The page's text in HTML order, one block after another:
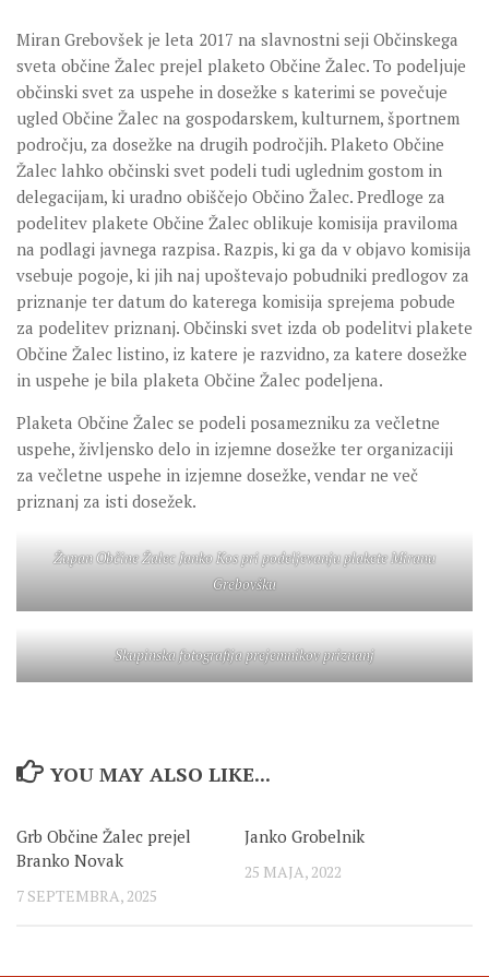
Miran Grebovšek je leta 2017 na slavnostni seji Občinskega
sveta občine Žalec prejel plaketo Občine Žalec. To podeljuje
občinski svet za uspehe in dosežke s katerimi se povečuje
ugled Občine Žalec na gospodarskem, kulturnem, športnem
področju, za dosežke na drugih področjih. Plaketo Občine
Žalec lahko občinski svet podeli tudi uglednim gostom in
delegacijam, ki uradno obiščejo Občino Žalec. Predloge za
podelitev plakete Občine Žalec oblikuje komisija praviloma
na podlagi javnega razpisa. Razpis, ki ga da v objavo komisija
vsebuje pogoje, ki jih naj upoštevajo pobudniki predlogov za
priznanje ter datum do katerega komisija sprejema pobude
za podelitev priznanj. Občinski svet izda ob podelitvi plakete
Občine Žalec listino, iz katere je razvidno, za katere dosežke
in uspehe je bila plaketa Občine Žalec podeljena.
Plaketa Občine Žalec se podeli posamezniku za večletne
uspehe, življensko delo in izjemne dosežke ter organizaciji
za večletne uspehe in izjemne dosežke, vendar ne več
priznanj za isti dosežek.
Župan Občine Žalec Janko Kos pri podeljevanju plakete Miranu
Grebovšku
Skupinska fotografija prejemnikov priznanj
YOU MAY ALSO LIKE...
Grb Občine Žalec prejel
Branko Novak
7 SEPTEMBRA, 2025
Janko Grobelnik
25 MAJA, 2022